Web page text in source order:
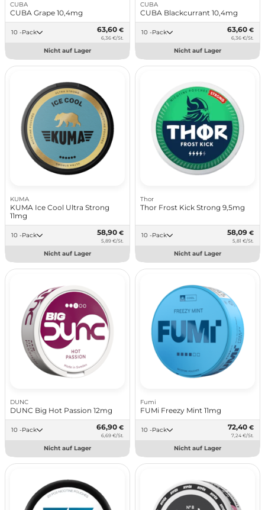
CUBA
CUBA Grape 10,4mg
10 -Pack 63,60 €
6,36 €/St.
Nicht auf Lager
CUBA
CUBA Blackcurrant 10,4mg
10 -Pack 63,60 €
6,36 €/St.
Nicht auf Lager
KUMA
KUMA Ice Cool Ultra Strong
11mg
10 -Pack 58,90 €
5,89 €/St.
Nicht auf Lager
Thor
Thor Frost Kick Strong 9,5mg
10 -Pack 58,09 €
5,81 €/St.
Nicht auf Lager
DUNC
DUNC Big Hot Passion 12mg
10 -Pack 66,90 €
6,69 €/St.
Nicht auf Lager
Fumi
FUMi Freezy Mint 11mg
10 -Pack 72,40 €
7,24 €/St.
Nicht auf Lager